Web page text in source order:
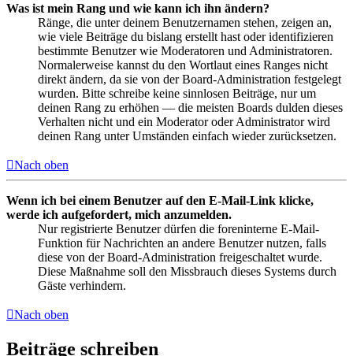
Was ist mein Rang und wie kann ich ihn ändern?
Ränge, die unter deinem Benutzernamen stehen, zeigen an,
wie viele Beiträge du bislang erstellt hast oder identifizieren
bestimmte Benutzer wie Moderatoren und Administratoren.
Normalerweise kannst du den Wortlaut eines Ranges nicht
direkt ändern, da sie von der Board-Administration festgelegt
wurden. Bitte schreibe keine sinnlosen Beiträge, nur um
deinen Rang zu erhöhen — die meisten Boards dulden dieses
Verhalten nicht und ein Moderator oder Administrator wird
deinen Rang unter Umständen einfach wieder zurücksetzen.
Nach oben
Wenn ich bei einem Benutzer auf den E-Mail-Link klicke,
werde ich aufgefordert, mich anzumelden.
Nur registrierte Benutzer dürfen die foreninterne E-Mail-
Funktion für Nachrichten an andere Benutzer nutzen, falls
diese von der Board-Administration freigeschaltet wurde.
Diese Maßnahme soll den Missbrauch dieses Systems durch
Gäste verhindern.
Nach oben
Beiträge schreiben